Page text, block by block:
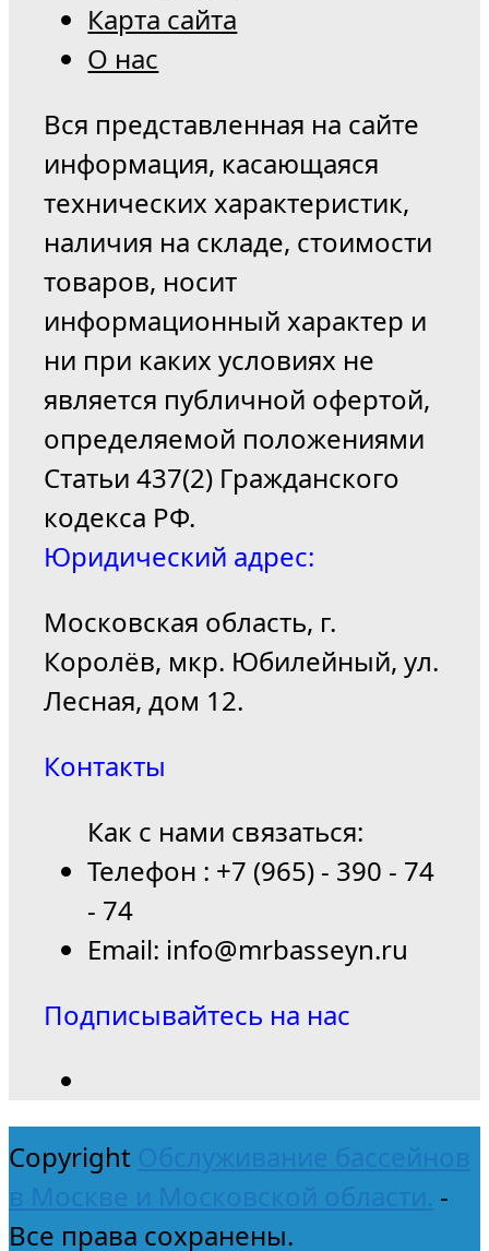
Карта сайта
О нас
Вся представленная на сайте
информация, касающаяся
технических характеристик,
наличия на складе, стоимости
товаров, носит
информационный характер и
ни при каких условиях не
является публичной офертой,
определяемой положениями
Статьи 437(2) Гражданского
кодекса РФ.
Юридический адрес:
Московская область, г.
Королёв, мкр. Юбилейный, ул.
Лесная, дом 12.
Контакты
Как с нами связаться:
Телефон : +7 (965) - 390 - 74
- 74
Email: info@mrbasseyn.ru
Подписывайтесь на нас
Copyright Обслуживание бассейнов
в Москве и Московской области. -
Все права сохранены.